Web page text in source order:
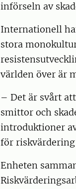
införseln av
Internationell
stora
världen över är
– Det är svårt
smittor och
introduktioner
för riskvärdering
Enheten